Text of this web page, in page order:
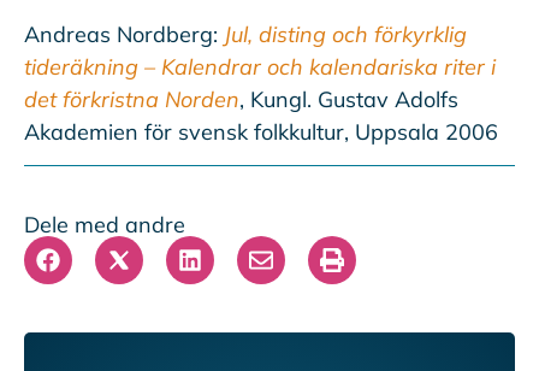
Andreas Nordberg: Jul, disting och förkyrklig
tideräkning – Kalendrar och kalendariska riter i
det förkristna Norden, Kungl. Gustav Adolfs
Akademien för svensk folkkultur, Uppsala 2006
Dele med andre